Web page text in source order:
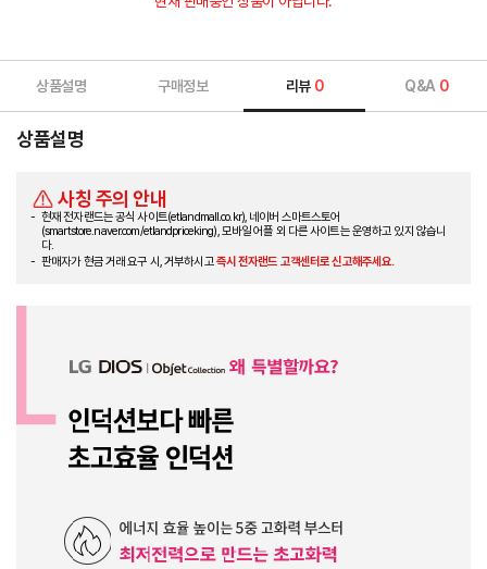
상품설명 구매정보 리뷰 0 Q&A 0
상품설명
사칭 주의 안내
현재 전자랜드는 공식 사이트(etlandmall.co.kr), 네이버 스마트스토어
(smartstore.naver.com/etlandpriceking), 모바일 어플 외 다른 사이트는 운영하고 있지 않습니
다.
판매자가 현금 거래 요구 시, 거부하시고즉시 전자랜드 고객센터로 신고해주세요.